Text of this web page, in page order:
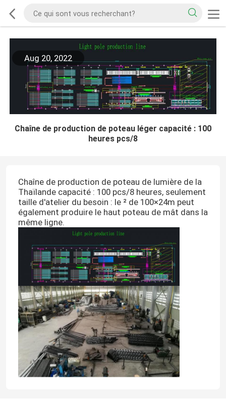
Aug 20, 2022
Chaîne de production de poteau léger capacité : 100
heures pcs/8
Chaîne de production de poteau de lumière de la
Thaïlande capacité : 100 pcs/8 heures, seulement
taille d'atelier du besoin : le ² de 100×24m peut
également produire le haut poteau de mât dans la
même ligne.